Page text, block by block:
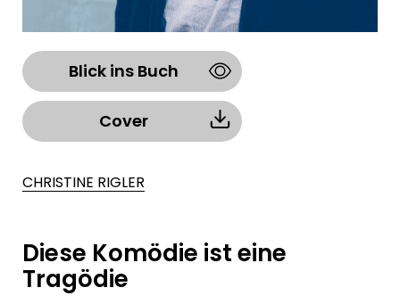
Blick ins Buch
Cover
CHRISTINE RIGLER
Diese Komödie ist eine
Tragödie